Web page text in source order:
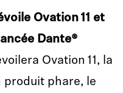
Ovation 11 et
Dante®
Ovation 11, la
produit phare, le